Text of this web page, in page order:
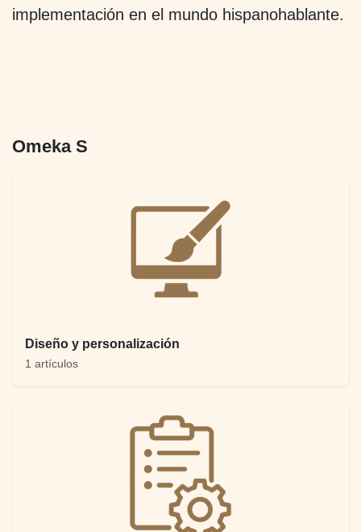
implementación en el mundo hispanohablante.
Omeka S
Diseño y personalización
1 artículos